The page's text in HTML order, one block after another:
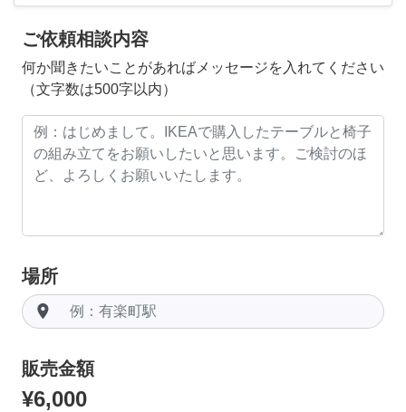
ご依頼相談内容
何か聞きたいことがあればメッセージを入れてください
（文字数は500字以内）
場所
room
販売金額
¥6,000